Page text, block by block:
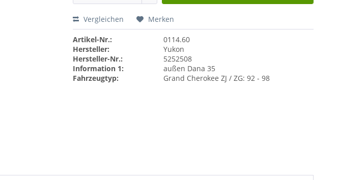
Vergleichen Merken
Artikel-Nr.:
0114.60
Hersteller:
Yukon
Hersteller-Nr.:
5252508
Information 1:
außen Dana 35
Fahrzeugtyp:
Grand Cherokee ZJ / ZG: 92 - 98